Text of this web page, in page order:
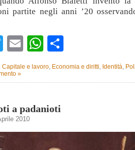
partite negli anni ’20
TwitterEmailWhatsApp
Capitale e lavoro, Economia e diritti, Identità,
»
a padanioti
2010